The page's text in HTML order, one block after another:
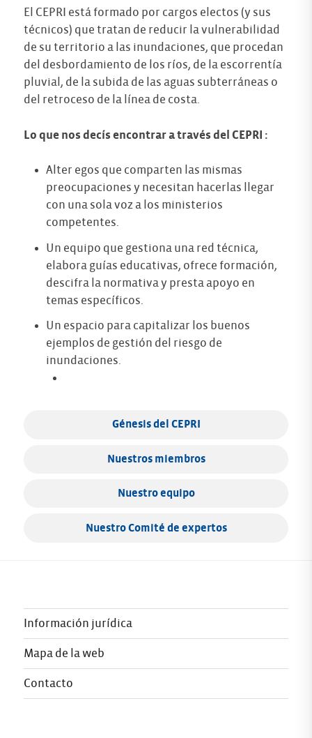
El CEPRI está formado por cargos electos (y sus
técnicos) que tratan de reducir la vulnerabilidad
de su territorio a las inundaciones, que procedan
del desbordamiento de los ríos, de la escorrentía
pluvial, de la subida de las aguas subterráneas o
del retroceso de la línea de costa.
Lo que nos decís encontrar a través del CEPRI :
Alter egos que comparten las mismas
preocupaciones y necesitan hacerlas llegar
con una sola voz a los ministerios
competentes.
Un equipo que gestiona una red técnica,
elabora guías educativas, ofrece formación,
descifra la normativa y presta apoyo en
temas específicos.
Un espacio para capitalizar los buenos
ejemplos de gestión del riesgo de
inundaciones.
Génesis del CEPRI
Nuestros miembros
Nuestro equipo
Nuestro Comité de expertos
Información jurídica
Mapa de la web
Contacto